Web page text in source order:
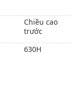
Chiều cao
trước
630H